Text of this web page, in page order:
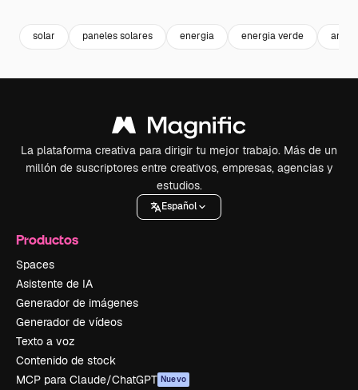
solar paneles solares energia energia verde
La plataforma creativa para dirigir tu mejor trabajo. Más de un
millón de suscriptores entre creativos, empresas, agencias y
estudios.
Español
Productos
Spaces
Asistente de IA
Generador de imágenes
Generador de vídeos
Texto a voz
Contenido de stock
MCP para Claude/ChatGPT Nuevo